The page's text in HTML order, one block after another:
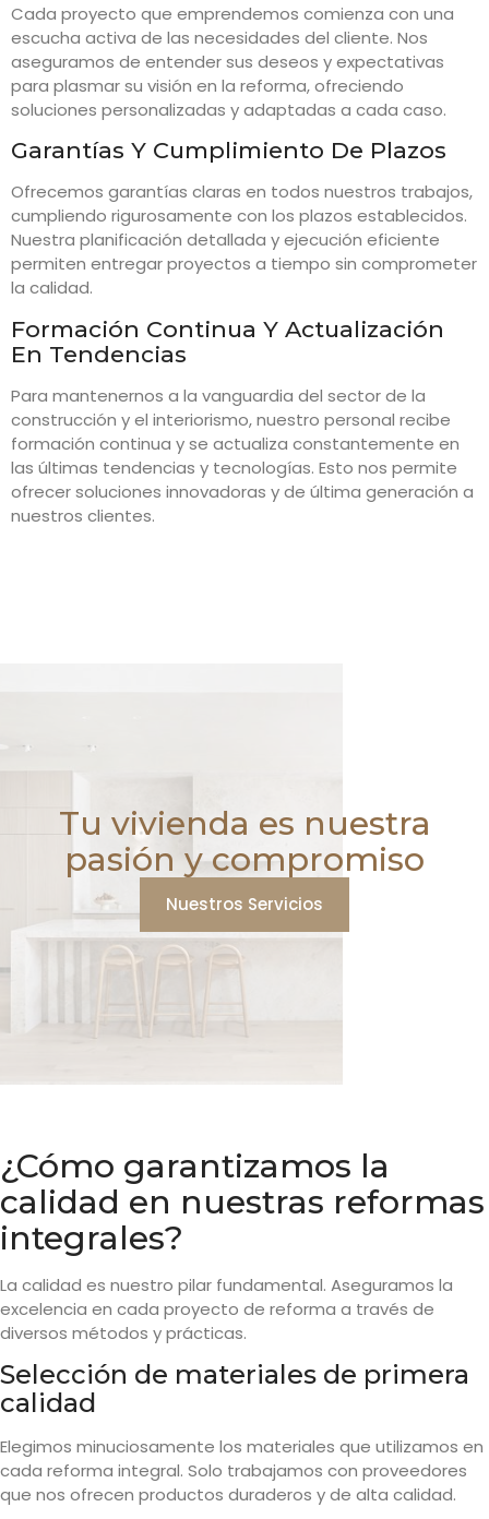
Cada proyecto que emprendemos comienza con una
escucha activa de las necesidades del cliente. Nos
aseguramos de entender sus deseos y expectativas
para plasmar su visión en la reforma, ofreciendo
soluciones personalizadas y adaptadas a cada caso.
Garantías Y Cumplimiento De Plazos
Ofrecemos garantías claras en todos nuestros trabajos,
cumpliendo rigurosamente con los plazos establecidos.
Nuestra planificación detallada y ejecución eficiente
permiten entregar proyectos a tiempo sin comprometer
la calidad.
Formación Continua Y Actualización
En Tendencias
Para mantenernos a la vanguardia del sector de la
construcción y el interiorismo, nuestro personal recibe
formación continua y se actualiza constantemente en
las últimas tendencias y tecnologías. Esto nos permite
ofrecer soluciones innovadoras y de última generación a
nuestros clientes.
Tu vivienda es nuestra
pasión y compromiso
Nuestros Servicios
¿Cómo garantizamos la
calidad en nuestras reformas
integrales?
La calidad es nuestro pilar fundamental. Aseguramos la
excelencia en cada proyecto de reforma a través de
diversos métodos y prácticas.
Selección de materiales de primera
calidad
Elegimos minuciosamente los materiales que utilizamos en
cada reforma integral. Solo trabajamos con proveedores
que nos ofrecen productos duraderos y de alta calidad.